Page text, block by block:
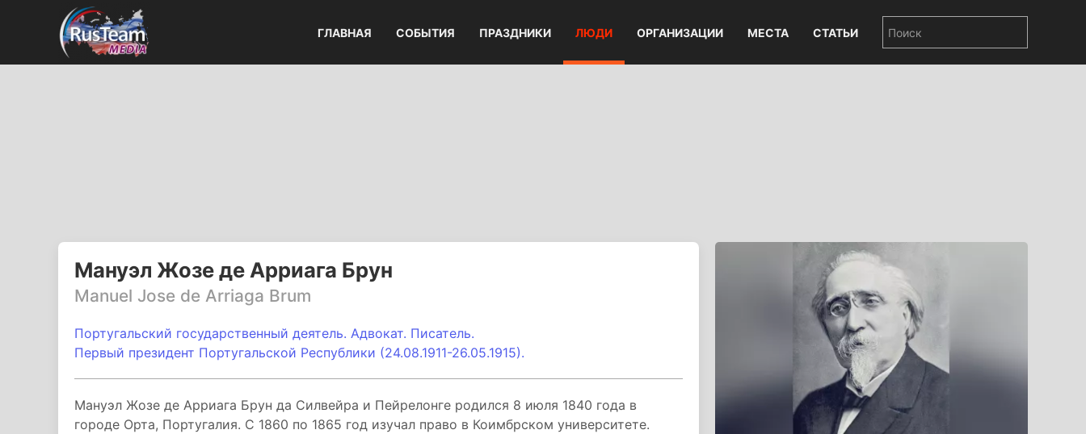
ГЛАВНАЯ СОБЫТИЯ ПРАЗДНИКИ ЛЮДИ ОРГАНИЗАЦИИ МЕСТА СТАТЬИ
Мануэл Жозе де Арриага Брун
Manuel Josе de Arriaga Brum
Португальский государственный деятель. Адвокат. Писатель.
Первый президент Португальской Республики (24.08.1911-26.05.1915).
Мануэл Жозе де Арриага Брун да Силвейра и Пейрелонге родился 8 июля 1840 года в
городе Орта, Португалия. С 1860 по 1865 год изучал право в Коимбрском университете.